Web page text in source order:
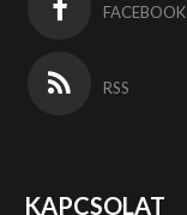
FACEBOOK
RSS
KAPCSOLAT